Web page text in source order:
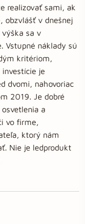
realizovať sami, ak
obzvlášť v dnešnej
sa v
Vstupné náklady sú
kritériom,
investície je
dvomi, nahovoriac
2019. Je dobré
a
vo firme,
ktorý nám
Nie je ledprodukt